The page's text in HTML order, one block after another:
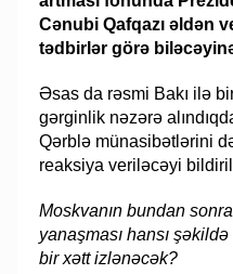
Cənubi Qafqazı əldən
tədbirlər görə
Əsas da rəsmi Bakı ilə
gərginlik nəzərə
Qərblə münasibətlərini
reaksiya veriləcəyi
Moskvanın bundan
yanaşması hansı
bir xətt izlənəcək?